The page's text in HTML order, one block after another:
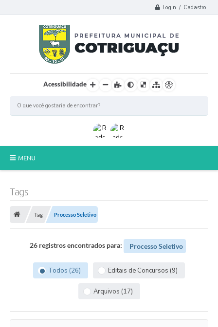
Login / Cadastro
Acessibilidade
MENU
Poder Legislativo
A Prefeitura
Transparência
Imprensa
Tags
Tag Processo Seletivo
26 registros encontrados para: Processo Seletivo
Todos (26) Editais de Concursos (9)
Arquivos (17)